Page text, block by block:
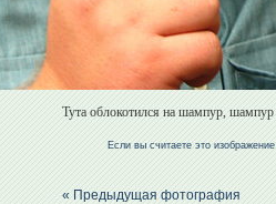
Тута облокотился на шампур,
Если вы считаете это
« Предыдущая фотография